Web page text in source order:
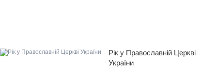
Рік у Православній Церкві
України